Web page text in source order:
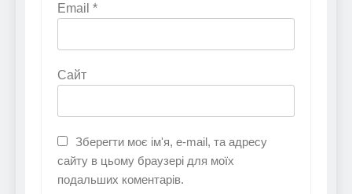
Email *
Сайт
Зберегти моє ім'я, e-mail, та адресу
сайту в цьому браузері для моїх
подальших коментарів.